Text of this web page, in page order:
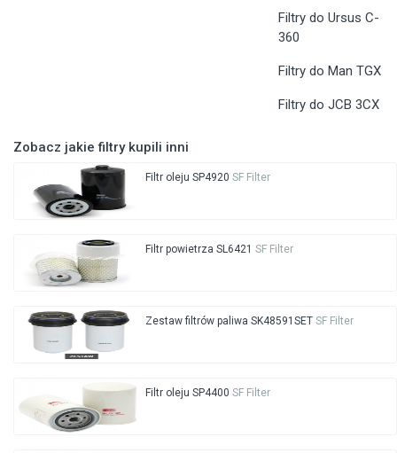
Filtry do Ursus C-
360
Filtry do Man TGX
Filtry do JCB 3CX
Zobacz jakie filtry kupili inni
Filtr oleju SP4920 SF Filter
Filtr powietrza SL6421 SF Filter
Zestaw filtrów paliwa SK48591SET SF Filter
Filtr oleju SP4400 SF Filter